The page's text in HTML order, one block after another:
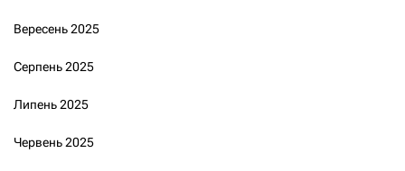
Вересень 2025
Серпень 2025
Липень 2025
Червень 2025